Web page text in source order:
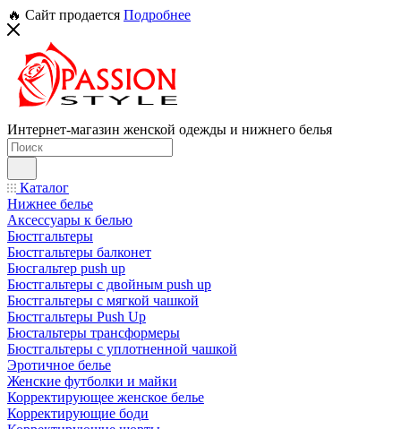
🔥 Сайт продается Подробнее
Интернет-магазин женской одежды и нижнего белья
Каталог
Нижнее белье
Аксессуары к белью
Бюстгальтеры
Бюстгальтеры балконет
Бюсгальтер push up
Бюстгальтеры с двойным push up
Бюстгальтеры с мягкой чашкой
Бюстгальтеры Push Up
Бюстальтеры трансформеры
Бюстгальтеры с уплотненной чашкой
Эротичное белье
Женские футболки и майки
Корректирующее женское белье
Корректирующие боди